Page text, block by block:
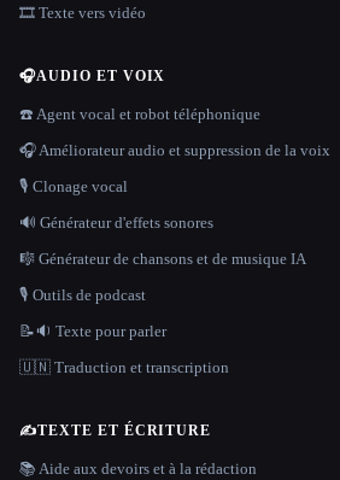
🎞️ Texte vers vidéo
🎧AUDIO ET VOIX
☎️ Agent vocal et robot téléphonique
🎧 Améliorateur audio et suppression de la voix
🎙️ Clonage vocal
🔊 Générateur d'effets sonores
🎼 Générateur de chansons et de musique IA
🎙️ Outils de podcast
📝🔉 Texte pour parler
🇺🇳 Traduction et transcription
✍️TEXTE ET ÉCRITURE
📚 Aide aux devoirs et à la rédaction